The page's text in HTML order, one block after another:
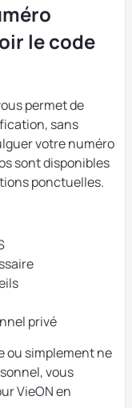
le code
permet de
sans
votre numéro
sont disponibles
ponctuelles.
privé
ou simplement ne
vous
VieON en